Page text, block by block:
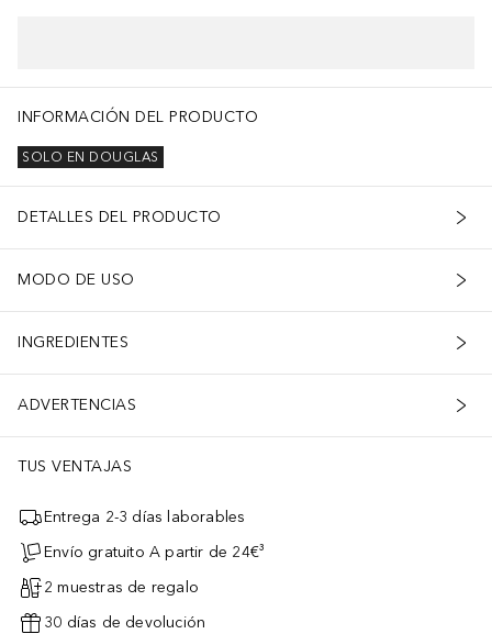
INFORMACIÓN DEL PRODUCTO
SOLO EN DOUGLAS
DETALLES DEL PRODUCTO
MODO DE USO
INGREDIENTES
ADVERTENCIAS
TUS VENTAJAS
Entrega 2-3 días laborables
Envío gratuito A partir de 24€³
2 muestras de regalo
30 días de devolución